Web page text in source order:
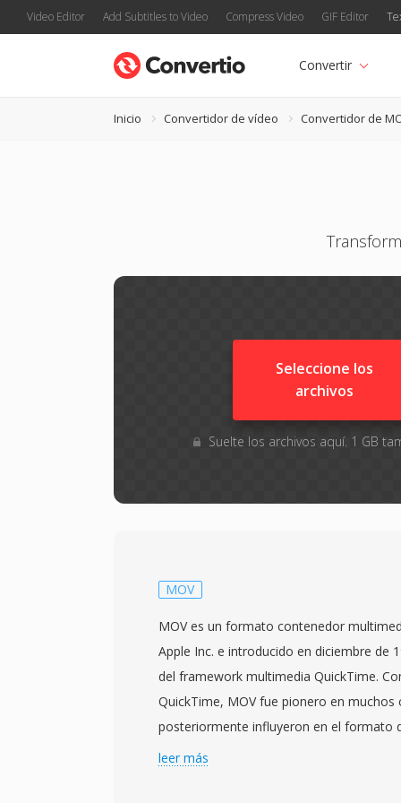
Video Editor Add Subtitles to Video Compress Video GIF Editor
Convertir
Inicio Convertidor de vídeo Convertidor de
Seleccione los
archivos
Suelte los archivos aquí. 1 GB
MOV
MOV es un formato contenedor
Apple Inc. e introducido en diciembre de
del framework multimedia QuickTime.
QuickTime, MOV fue pionero en muchos
posteriormente influyeron en el formato
(MPEG-4 Part 12) y sus derivados,
leer más